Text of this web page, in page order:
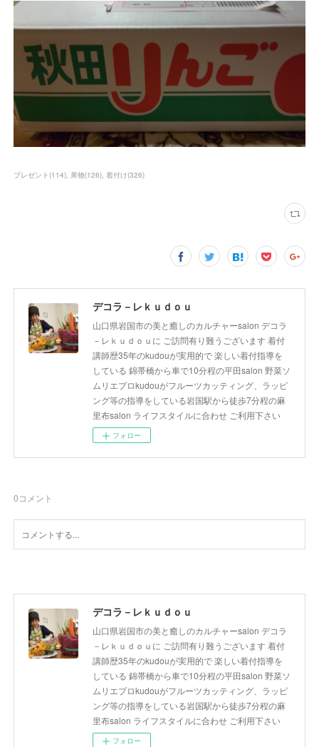
プレゼント (114) 果物(126) 着付け(326)
デコラ－レｋｕｄｏｕ
山口県岩国市の美と癒しのカルチャーsalon デコラ
－レｋｕｄｏｕに ご訪問有り難うございます 着付
講師歴35年のkudouが実用的で 楽しい着付指導を
している 錦帯橋から車で10分程の平田salon 野菜ソ
ムリエプロkudouがフルーツカッティング、ラッピ
ング等の指導をしている岩国駅から徒歩7分程の麻
里布salon ライフスタイルに合わせ ご利用下さい
フォロー
0コメント
デコラ－レｋｕｄｏｕ
山口県岩国市の美と癒しのカルチャーsalon デコラ
－レｋｕｄｏｕに ご訪問有り難うございます 着付
講師歴35年のkudouが実用的で 楽しい着付指導を
している 錦帯橋から車で10分程の平田salon 野菜ソ
ムリエプロkudouがフルーツカッティング、ラッピ
ング等の指導をしている岩国駅から徒歩7分程の麻
里布salon ライフスタイルに合わせ ご利用下さい
フォロー